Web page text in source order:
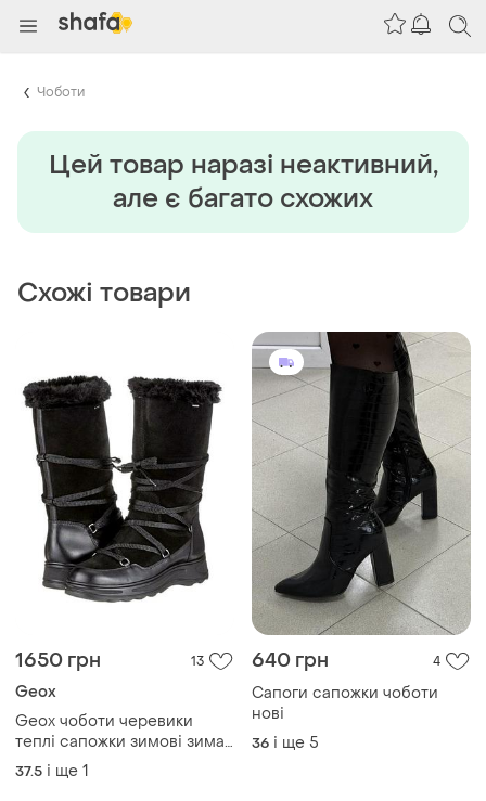
Чоботи
Цей товар наразi неактивний,
але є багато схожих
Схожі товари
1650 грн 13
Geox
Geox чоботи черевики
теплі сапожки зимові зима
шкіра
37.5 і ще 1
640 грн 4
Сапоги сапожки чоботи
нові
36 і ще 5